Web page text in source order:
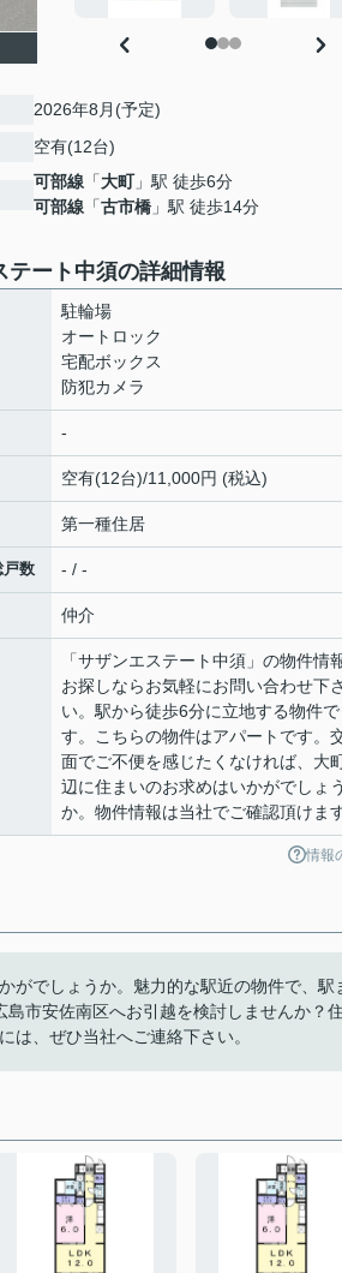
2026年8月(予定)
空有(12台)
可部線 「大町」駅 徒歩6分
可部線 「古市橋 」駅 徒歩14分
テート中須の詳細情報
駐輪場
オートロック
宅配ボックス
防犯カメラ
-
空有(12台)/11,000円 (税込)
第一種住居
戸数 - / -
仲介
「サザンエステート中須」の物件情
お探しならお気軽にお問い合わせ下
い。駅から徒歩6分に立地する物件で
す。こちらの物件はアパートです。
面でご不便を感じたくなければ、大
辺に住まいのお求めはいかがでしょ
か。物件情報は当社でご確認頂けま
情報
がでしょうか。魅力的な駅近の物件で、駅
市安佐南区へお引越を検討しませんか？
は、ぜひ当社へご連絡下さい。